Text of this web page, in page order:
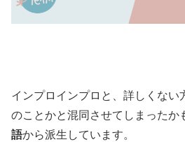
インプロインプロと、詳しくない
のことかと混同させてしまったか
語から派生しています。